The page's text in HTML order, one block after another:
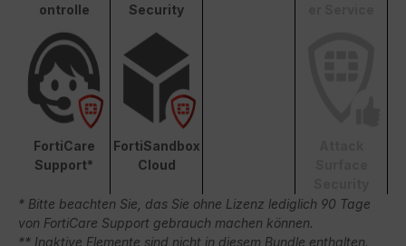
ontrolle
Security
FortiCare
Support*
FortiSandbox
Cloud
* Bitte beachten Sie, das Sie ohne Lizenz lediglich 90 Tage
von FortiCare Support gebrauch machen können.
** Inaktive Elemente sind nicht in diesem Bundle enthalten.